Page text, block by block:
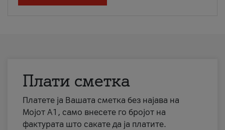
Плати сметка
Платете ја Вашата сметка без најава на
Мојот А1, само внесете го бројот на
фактурата што сакате да ја платите.